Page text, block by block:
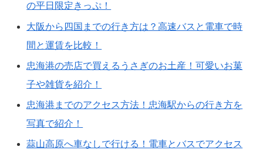
の平日限定きっぷ！
大阪から四国までの行き方は？高速バスと電車で時
間と運賃を比較！
忠海港の売店で買えるうさぎのお土産！可愛いお菓
子や雑貨を紹介！
忠海港までのアクセス方法！忠海駅からの行き方を
写真で紹介！
蒜山高原へ車なしで行ける！電車とバスでアクセス